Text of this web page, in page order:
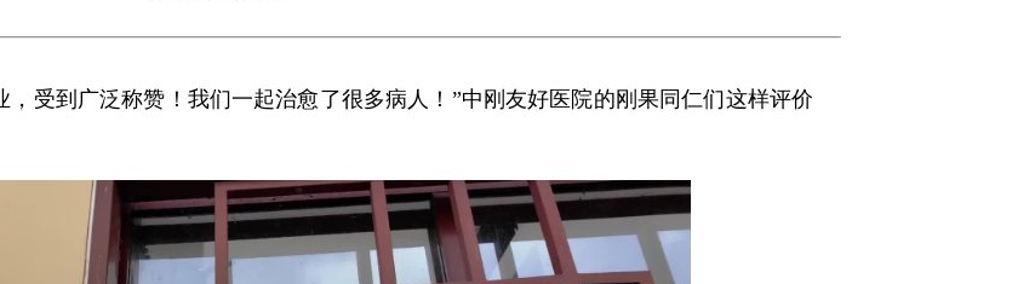
受到广泛称赞！我们一起治愈了很多病人！”中刚友好医院的刚果同仁们这样评价